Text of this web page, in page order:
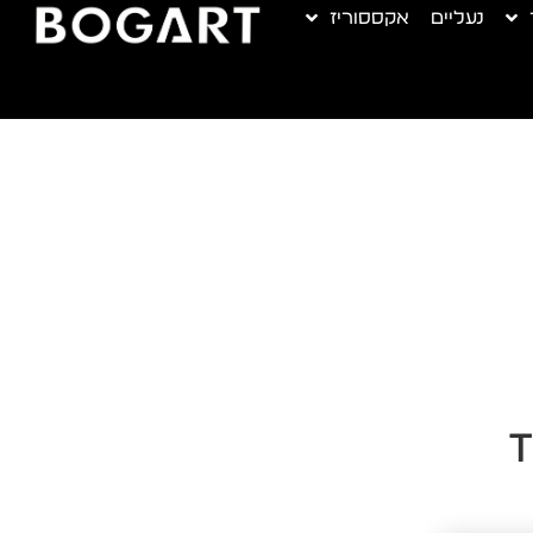
נעליים אקססוריז